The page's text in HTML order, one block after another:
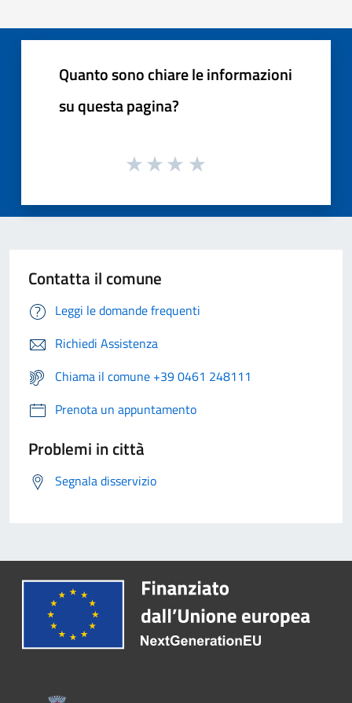
Quanto sono chiare le informazioni
su questa pagina?
Contatta il comune
Leggi le domande frequenti
Richiedi Assistenza
Chiama il comune +39 0461 248111
Prenota un appuntamento
Problemi in città
Segnala disservizio